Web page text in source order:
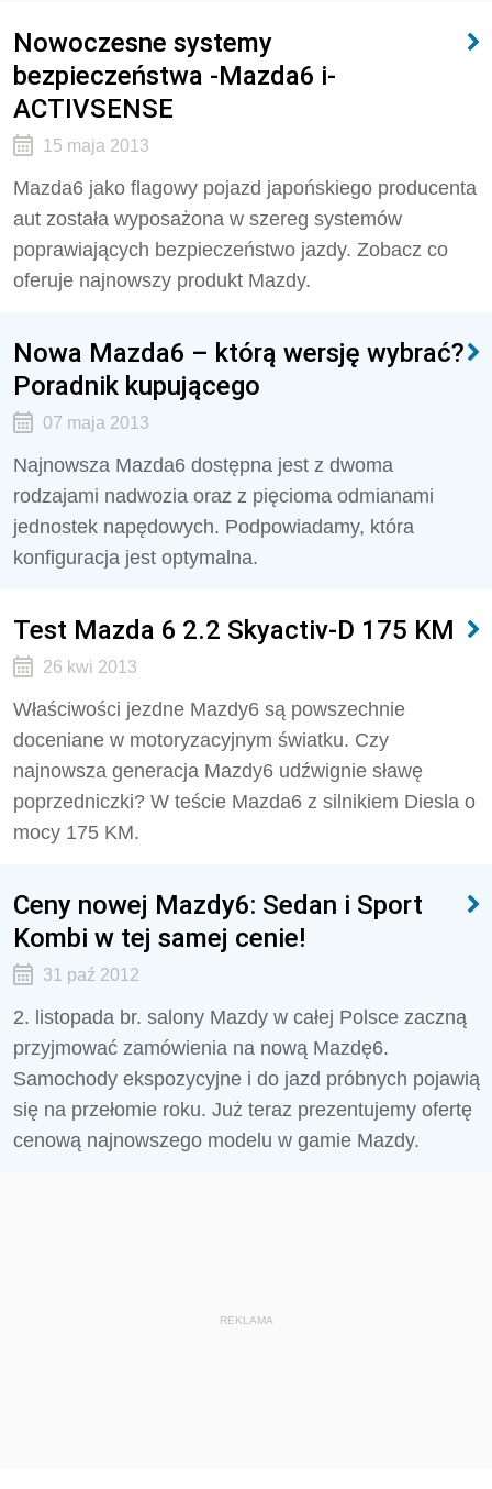
Nowoczesne systemy
bezpieczeństwa -Mazda6 i-
ACTIVSENSE
15 maja 2013
Mazda6 jako flagowy pojazd japońskiego producenta
aut została wyposażona w szereg systemów
poprawiających bezpieczeństwo jazdy. Zobacz co
oferuje najnowszy produkt Mazdy.
Nowa Mazda6 – którą wersję wybrać?
Poradnik kupującego
07 maja 2013
Najnowsza Mazda6 dostępna jest z dwoma
rodzajami nadwozia oraz z pięcioma odmianami
jednostek napędowych. Podpowiadamy, która
konfiguracja jest optymalna.
Test Mazda 6 2.2 Skyactiv-D 175 KM
26 kwi 2013
Właściwości jezdne Mazdy6 są powszechnie
doceniane w motoryzacyjnym światku. Czy
najnowsza generacja Mazdy6 udźwignie sławę
poprzedniczki? W teście Mazda6 z silnikiem Diesla o
mocy 175 KM.
Ceny nowej Mazdy6: Sedan i Sport
Kombi w tej samej cenie!
31 paź 2012
2. listopada br. salony Mazdy w całej Polsce zaczną
przyjmować zamówienia na nową Mazdę6.
Samochody ekspozycyjne i do jazd próbnych pojawią
się na przełomie roku. Już teraz prezentujemy ofertę
cenową najnowszego modelu w gamie Mazdy.
REKLAMA